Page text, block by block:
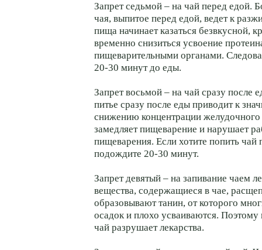
Запрет седьмой – на чай перед едой.
чая, выпитое перед едой, ведет к
пища начинает казаться безвкусной,
временно снизиться усвоение
пищеварительными органами.
20-30 минут до еды.
Запрет восьмой – на чай сразу после
питье сразу после еды приводит к
снижению концентрации желудочного
замедляет пищеварение и нарушает
пищеварения. Если хотите попить чай
подождите 20-30 минут.
Запрет девятый – на запивание чаем
вещества, содержащиеся в чае,
образовывают танин, от которого
осадок и плохо усваиваются. Поэтому
чай разрушает лекарства.